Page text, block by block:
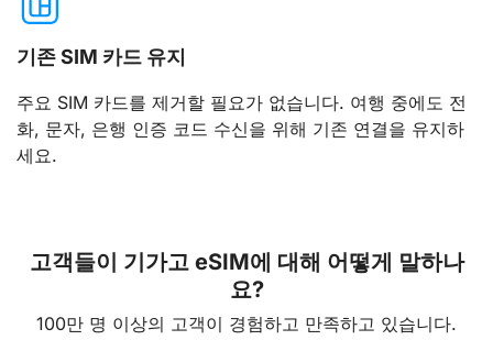
기존 SIM 카드 유지
주요 SIM 카드를 제거할 필요가 없습니다. 여행 중에도 전
화, 문자, 은행 인증 코드 수신을 위해 기존 연결을 유지하
세요.
고객들이 기가고 eSIM에 대해 어떻게 말하나
요?
100만 명 이상의 고객이 경험하고 만족하고 있습니다.